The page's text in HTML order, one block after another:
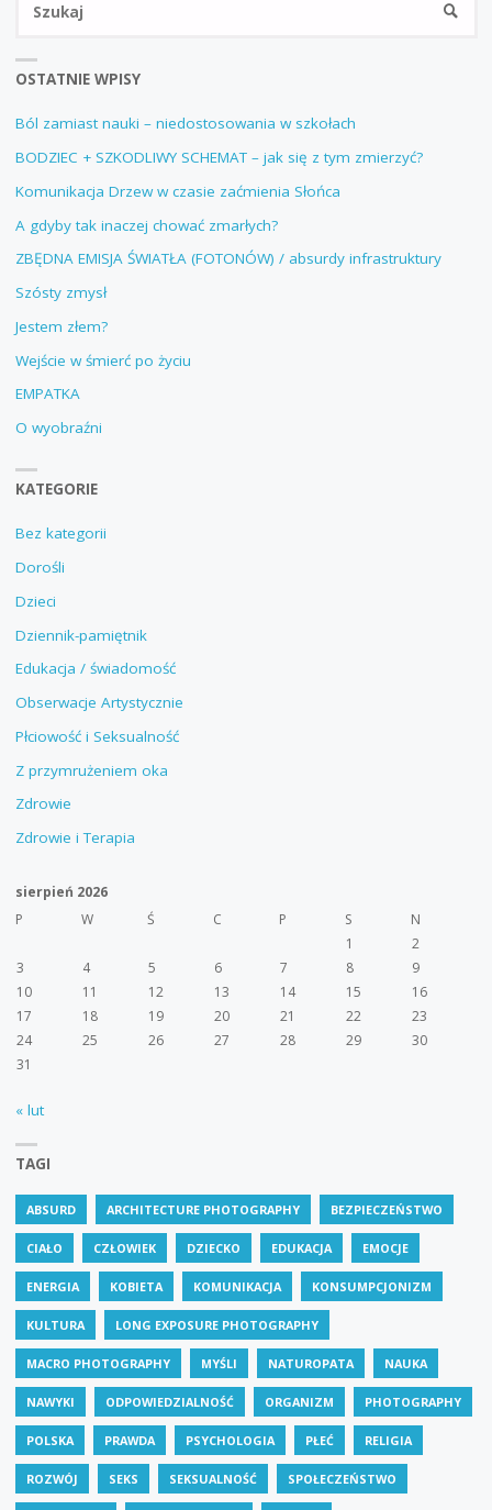
OSTATNIE WPISY
Ból zamiast nauki – niedostosowania w szkołach
BODZIEC + SZKODLIWY SCHEMAT – jak się z tym zmierzyć?
Komunikacja Drzew w czasie zaćmienia Słońca
A gdyby tak inaczej chować zmarłych?
ZBĘDNA EMISJA ŚWIATŁA (FOTONÓW) / absurdy infrastruktury
Szósty zmysł
Jestem złem?
Wejście w śmierć po życiu
EMPATKA
O wyobraźni
KATEGORIE
Bez kategorii
Dorośli
Dzieci
Dziennik-pamiętnik
Edukacja / świadomość
Obserwacje Artystycznie
Płciowość i Seksualność
Z przymrużeniem oka
Zdrowie
Zdrowie i Terapia
sierpień 2026
P
W Ś C P S
N
1
2
3
4 5 6 7 8
9
10
11 12 13 14 15
16
17
18 19 20 21 22
23
24
25 26 27 28 29
30
31
« lut
TAGI
ABSURD ARCHITECTURE PHOTOGRAPHY BEZPIECZEŃSTWO
CIAŁO CZŁOWIEK DZIECKO EDUKACJA EMOCJE
ENERGIA KOBIETA KOMUNIKACJA KONSUMPCJONIZM
KULTURA LONG EXPOSURE PHOTOGRAPHY
MACRO PHOTOGRAPHY MYŚLI NATUROPATA NAUKA
NAWYKI ODPOWIEDZIALNOŚĆ ORGANIZM PHOTOGRAPHY
POLSKA PRAWDA PSYCHOLOGIA PŁEĆ RELIGIA
ROZWÓJ SEKS SEKSUALNOŚĆ SPOŁECZEŃSTWO